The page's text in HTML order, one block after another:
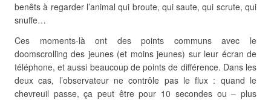
benêts à regarder l’animal qui broute, qui saute, qui scrute, qui
snuffe…
Ces moments-là ont des points communs avec le
doomscrolling des jeunes (et moins jeunes) sur leur écran de
téléphone, et aussi beaucoup de points de différence. Dans les
deux cas, l’observateur ne contrôle pas le flux : quand le
chevreuil passe, ça peut être pour 10 secondes ou – plus